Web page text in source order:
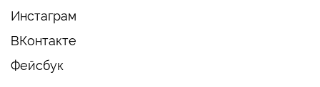
Инстаграм
ВКонтакте
Фейсбук